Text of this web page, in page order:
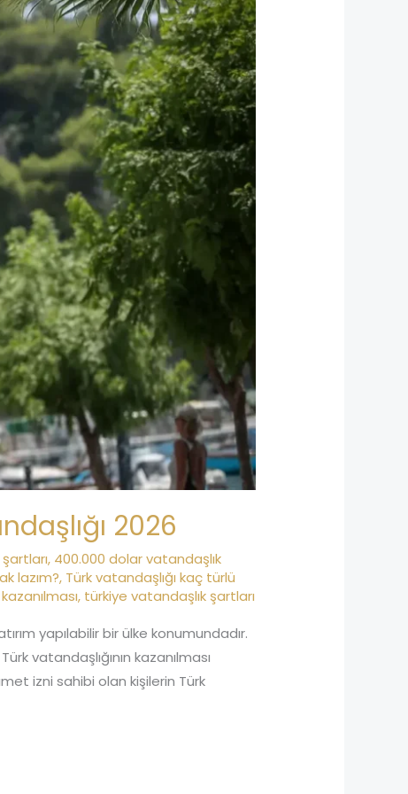
2026
, 400.000 dolar vatandaşlık
lazım?, Türk vatandaşlığı kaç türlü
, türkiye vatandaşlık şartları
yapılabilir bir ülke konumundadır.
vatandaşlığının kazanılması
izni sahibi olan kişilerin Türk